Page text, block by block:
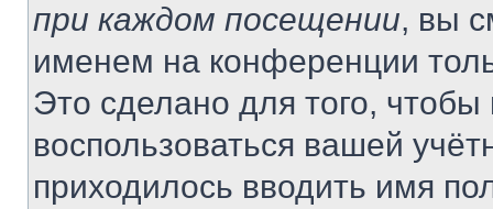
при каждом посещении, вы
именем на конференции
Это сделано для того, чтобы
воспользоваться вашей
приходилось вводить имя